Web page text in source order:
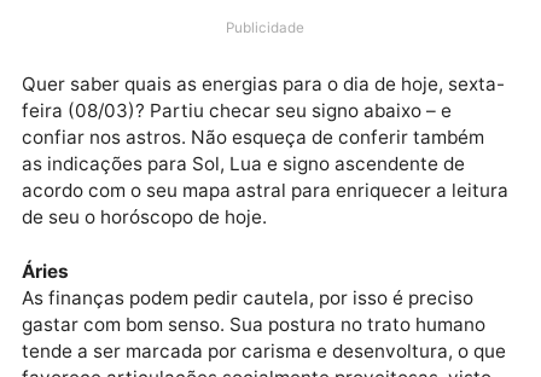
conferir as previsões dos últimos dias? Pode ficar
aqui.
Publicidade
Quer saber quais as energias para o dia de hoje,
confiar nos astros. Não esqueça de conferir também
as indicações para Sol, Lua e signo ascendente de
acordo com o seu mapa astral para enriquecer a
de seu o horóscopo de hoje.